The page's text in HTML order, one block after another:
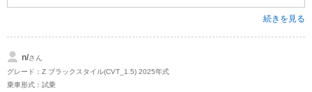
続きを見る
n/さん
グレード：Z ブラックスタイル(CVT_1.5) 2025年式
乗車形式：試乗